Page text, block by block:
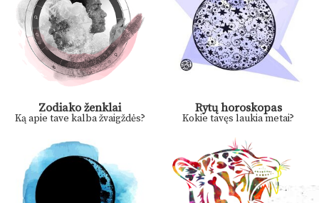
Zodiako ženklai
Ką apie tave kalba žvaigždės?
Rytų horoskopas
Kokie tavęs laukia metai?